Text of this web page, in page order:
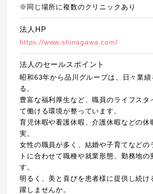
※同じ場所に複数のクリニックあり
法人HP
https://www.shinagawa.com/
法人のセールスポイント
昭和63年から品川グループは、日々業
る。
豊富な福利厚生など、職員のライフスタ
て働ける環境が整っています。
育児休暇や看護休暇、介護休暇などの休
実。
女性の職員が多く、結婚や子育てなどの
トに合わせて職種や就業形態、勤務地の
す。
明るく、美と喜びを患者様に提供し続け
躍しませんか。